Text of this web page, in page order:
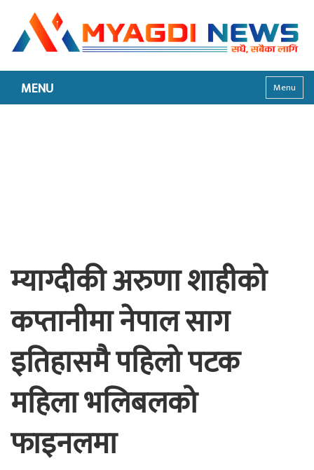
MENU Menu
म्याग्दीकी अरुणा शाहीको
कप्तानीमा नेपाल साग
इतिहासमै पहिलो पटक
महिला भलिबलको
फाइनलमा